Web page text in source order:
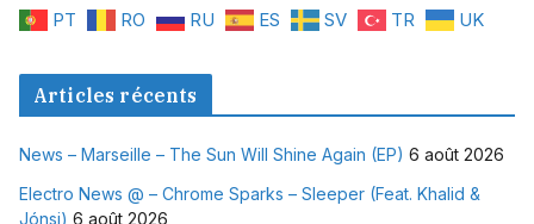
PT
RO RU ES SV TR UK
Articles récents
News – Marseille – The Sun Will Shine Again (EP) 6 août 2026
Electro News @ – Chrome Sparks – Sleeper (Feat. Khalid &
Jónsi) 6 août 2026